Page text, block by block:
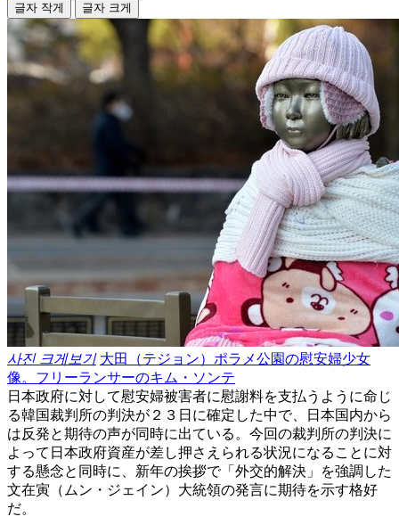
글자 작게 글자 크게
사진 크게보기 大田（テジョン）ポラメ公園の慰安婦少女
像。フリーランサーのキム・ソンテ
日本政府に対して慰安婦被害者に慰謝料を支払うように命じ
る韓国裁判所の判決が２３日に確定した中で、日本国内から
は反発と期待の声が同時に出ている。今回の裁判所の判決に
よって日本政府資産が差し押さえられる状況になることに対
する懸念と同時に、新年の挨拶で「外交的解決」を強調した
文在寅（ムン・ジェイン）大統領の発言に期待を示す格好
だ。